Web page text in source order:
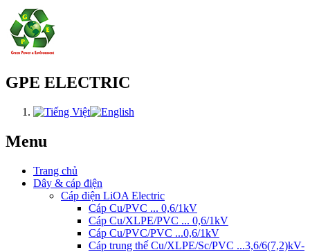
GPE ELECTRIC
Menu
Trang chủ
Dây & cáp điện
Cáp điện LiOA Electric
Cáp Cu/PVC ... 0,6/1kV
Cáp Cu/XLPE/PVC ... 0,6/1kV
Cáp Cu/PVC/PVC ...0,6/1kV
Cáp trung thế Cu/XLPE/Sc/PVC ...3,6/6(7,2)kV-